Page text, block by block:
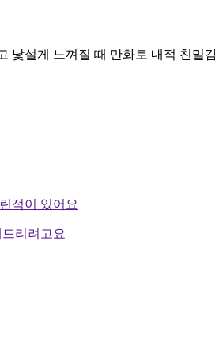
낯설게 느껴질 때 만화로 내적 친밀
적이 있어요
리려고요